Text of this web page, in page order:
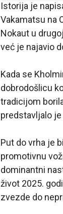
Istorija je
Vakamatsu na
Nokaut u
već je najavio
Kada se
dobrodošlicu
tradicijom
predstavljalo
Put do vrha je
promotivnu
dominantni
život 2025.
zvezde do